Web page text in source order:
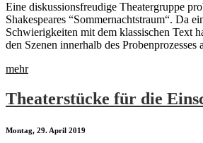
Eine diskussionsfreudige Theatergruppe
Shakespeares “Sommernachtstraum“. Da
Schwierigkeiten mit dem klassischen Text
den Szenen innerhalb des
mehr
Theaterstücke für die
Montag, 29. April 2019